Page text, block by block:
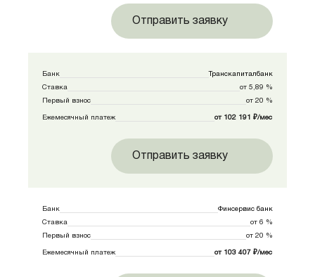
Отправить заявку
Банк Транскапиталбанк
Ставка от 5,89 %
Первый взнос от 20 %
Ежемесячный платеж от 102 191 ₽/мес
Отправить заявку
Банк Финсервис банк
Ставка от 6 %
Первый взнос от 20 %
Ежемесячный платеж от 103 407 ₽/мес